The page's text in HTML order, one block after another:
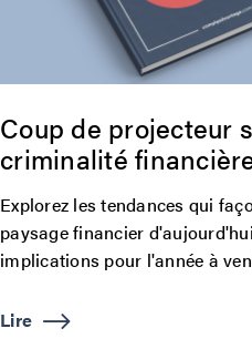
Coup de projecteur
criminalité
Explorez les tendances qui
paysage financier
implications pour l'année à
Lire